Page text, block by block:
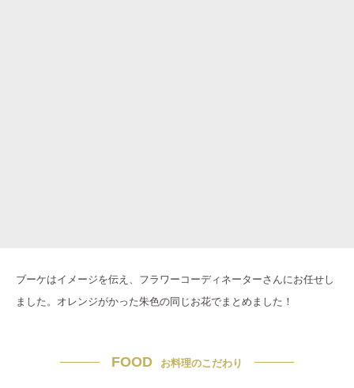
ブーケはイメージを伝え、フラワーコーディネーターさんにお任せし
ました。オレンジがかった朱色の同じお花でまとめました！
FOOD お料理のこだわり